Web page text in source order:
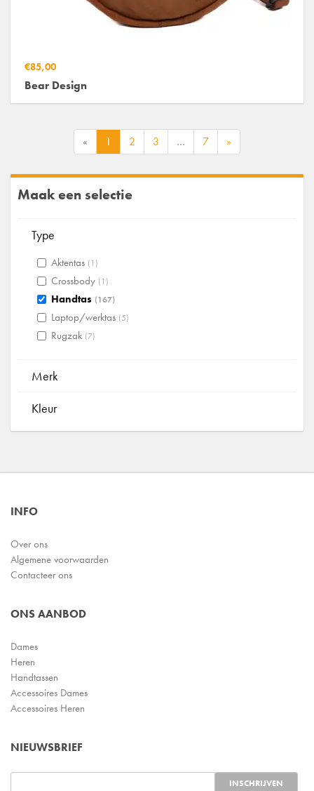
€85,00
Bear Design
« 1 2 3 … 7 »
Maak een selectie
Type
Aktentas (1)
Crossbody (1)
Handtas (167)
Laptop/werktas (5)
Rugzak (7)
Merk
Kleur
INFO
Over ons
Algemene voorwaarden
Contacteer ons
ONS AANBOD
Dames
Heren
Handtassen
Accessoires Dames
Accessoires Heren
NIEUWSBRIEF